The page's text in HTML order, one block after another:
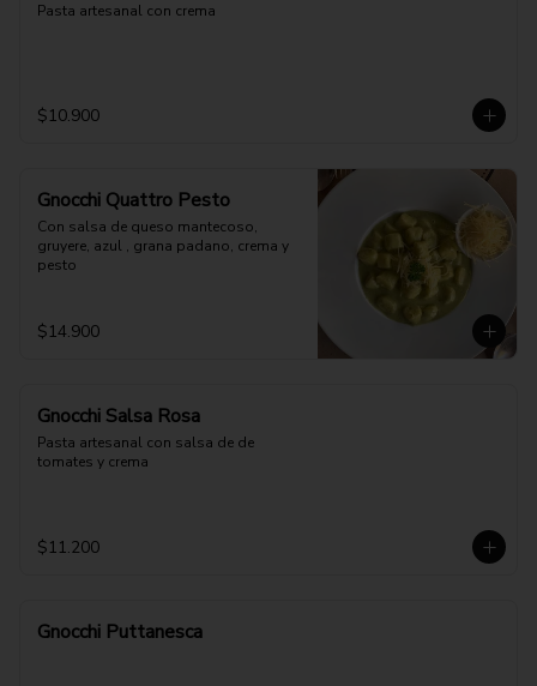
Pasta artesanal con crema
$10.900
Gnocchi Quattro Pesto
Con salsa de queso mantecoso,
gruyere, azul , grana padano, crema y
pesto
$14.900
Gnocchi Salsa Rosa
Pasta artesanal con salsa de de
tomates y crema
$11.200
Gnocchi Puttanesca